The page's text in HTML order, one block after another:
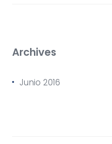
Archives
Junio 2016